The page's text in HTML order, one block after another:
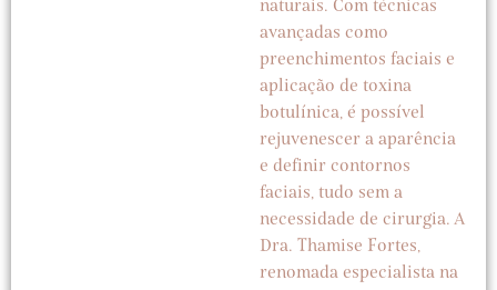
naturais. Com técnicas
avançadas como
preenchimentos faciais e
aplicação de toxina
botulínica, é possível
rejuvenescer a aparência
e definir contornos
faciais, tudo sem a
necessidade de cirurgia. A
Dra. Thamise Fortes,
renomada especialista na